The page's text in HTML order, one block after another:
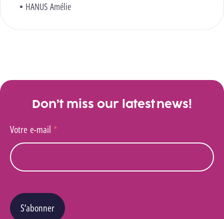
HANUS Amélie
Don’t miss our latest news!
Votre e-mail *
S’abonner